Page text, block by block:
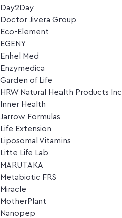
Day2Day
Doctor Jivera Group
Eco-Element
EGENY
Enhel Med
Enzymedica
Garden of Life
HRW Natural Health Products Inc
Inner Health
Jarrow Formulas
Life Extension
Liposomal Vitamins
Litte Life Lab
MARUTAKA
Metabiotic FRS
Miracle
MotherPlant
Nanopep